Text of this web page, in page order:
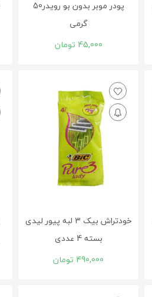
پودر موبر بدون بو رویدر50
گرمی
45,000 تومان
خودتراش بیک 3 لبه پیور لیدی
بسته 4 عددی
490,000 تومان